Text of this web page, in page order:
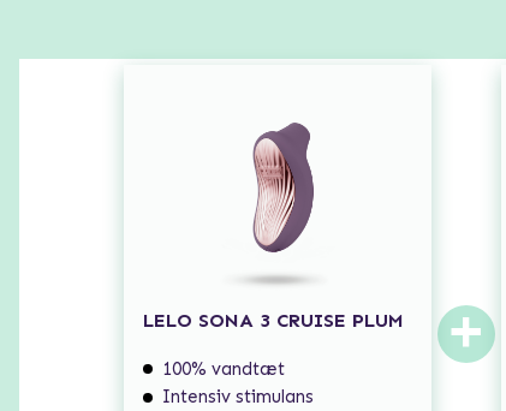
LELO SONA 3 CRUISE PLUM
100% vandtæt
Intensiv stimulans
+